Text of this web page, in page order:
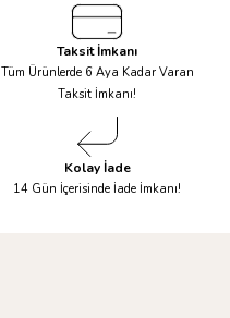
Taksit İmkanı
Tüm Ürünlerde 6 Aya Kadar Varan
Taksit İmkanı!
Kolay İade
14 Gün İçerisinde İade İmkanı!